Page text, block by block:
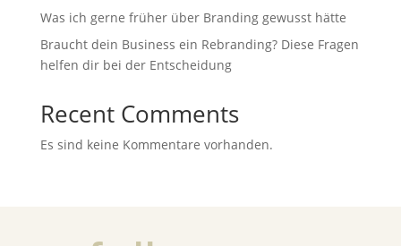
Was ich gerne früher über Branding gewusst hätte
Braucht dein Business ein Rebranding? Diese Fragen
helfen dir bei der Entscheidung
Recent Comments
Es sind keine Kommentare vorhanden.